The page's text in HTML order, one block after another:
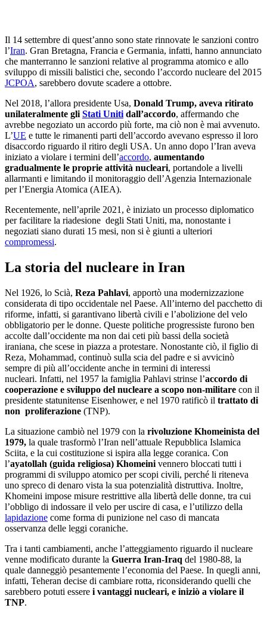
Il 14 settembre di quest’anno sono state rinnovate le sanzioni contro
l’Iran. Gran Bretagna, Francia e Germania, infatti, hanno annunciato
che manterranno le sanzioni relative al programma atomico e allo
sviluppo di missili balistici che, secondo l’accordo nucleare del 2015
JCPOA, sarebbero dovute scadere a ottobre.
Nel 2018, l’allora presidente Usa, Donald Trump, aveva ritirato
unilateralmente gli Stati Uniti dall’accordo, affermando che
avrebbe negoziato un accordo più forte, ma ciò non è mai avvenuto.
L’UE e tutte le rimanenti parti dell’accordo avevano espresso il loro
disaccordo riguardo il ritiro degli USA. Un anno dopo l’Iran aveva
iniziato a violare i termini dell’accordo, aumentando
gradualmente le proprie attività nucleari, portandole a livelli
allarmanti e limitando il monitoraggio dell’Agenzia Internazionale
per l’Energia Atomica (AIEA).
Recentemente, nell’aprile 2021, è iniziato un processo diplomatico
per facilitare la riadesione degli Stati Uniti, ma, nonostante i
negoziati siano durati 15 mesi, non si è giunti a ulteriori
compromessi.
La storia del nucleare in Iran
Nel 1926, lo Scià, Reza Pahlavi, apportò una modernizzazione
considerata di tipo occidentale nel Paese. All’interno del pacchetto di
riforme, infatti, si garantivano libertà civili e l’abolizione del velo
obbligatorio per le donne. Queste politiche progressiste furono ben
accolte dall’occidente ma non dai ceti più bassi della società
iraniana, che scese in piazza a protestare. Nonostante ciò, il figlio di
Reza, Mohammad, continuò sulla scia del padre e si avvicinò
sempre di più all’occidente anche in termini di interessi
nucleari. Infatti, nel 1957 la famiglia Pahlavi strinse l’accordo di
cooperazione e sviluppo del nucleare a scopo non-militare con il
presidente statunitense Eisenhower, e nel 1970 ratificò il trattato di
non proliferazione (TNP).
La situazione cambiò nel 1979 con la rivoluzione Khomeinista del
1979, la quale trasformò l’Iran nell’attuale Repubblica Islamica
Sciita, e la cui costituzione si ispira alla legge coranica. Con
l’ayatollah (guida religiosa) Khomeini vennero bloccati tutti i
programmi di sviluppo atomico per scopi civili, perché li riteneva
uno spreco di denaro vista la sua potenzialità distruttiva. Inoltre,
Khomeini impose misure restrittive alla libertà delle donne, tra cui
l’obbligo di indossare il velo per uscire di casa, e l’utilizzo della
lapidazione come forma di punizione nel caso di mancata
osservanza delle leggi coraniche.
Tra i tanti cambiamenti, anche l’atteggiamento riguardo il nucleare
venne modificato durante la Guerra Iran-Iraq del 1980-88, la
quale danneggiò pesantemente l’economia del Paese. In quegli anni,
infatti, Teheran decise di cambiare rotta, riconsiderando quelli che
sarebbero potuti essere i vantaggi nucleari, e iniziò a violare il
TNP.